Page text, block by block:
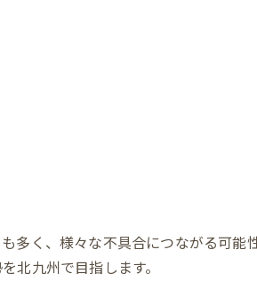
多く、様々な不具合につながる可
北九州で目指します。